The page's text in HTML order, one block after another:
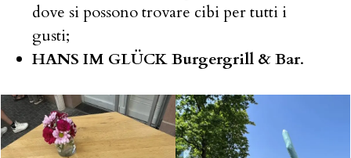
dove si possono trovare cibi per tutti i
gusti;
HANS IM GLÜCK Burgergrill & Bar.